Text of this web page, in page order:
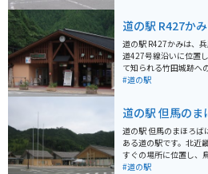
朝来産のそばを使った
実しています。バイク
しているので安心です。 道の駅 あさごの周辺には、竹田
城跡や生野銀山など、
歴史を感じられるスポ
道の駅 R427かみ
道の駅 R427かみは、
道427号線沿いに位置
て知られる竹田城跡へ
ります。 地元の新鮮な野菜や特産品を販売する直売所が
理を楽しむことができ
ビエ料理はおすすめです。 バイクでのツーリングに
適な場所で、道の駅に
す。周辺には、竹田城
ど、風光明媚な観光ス
#道の駅
道の駅 但馬のま
道の駅 但馬のまほろば
ある道の駅です。北近
すぐの場所に位置し、
地方へのアクセスにも便利です。 地元の
#道の駅